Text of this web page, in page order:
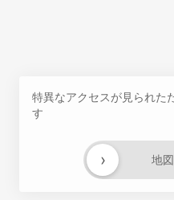
特異なアクセスが見られた
す
地
›